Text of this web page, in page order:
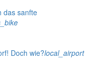
das sanfte
Doch wie?local_airport